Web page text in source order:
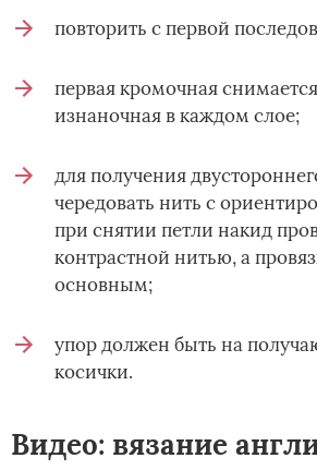
повторить с первой
первая кромочная
изнаночная в каждом слое;
для получения
чередовать нить с
при снятии петли накид
контрастной нитью, а
основным;
упор должен быть на
косички.
Видео: вязание